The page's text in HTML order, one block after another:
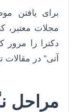
برای یافتن
مجلات معتبر،
دکترا را مرور
آتی” در مقالات
مراحل